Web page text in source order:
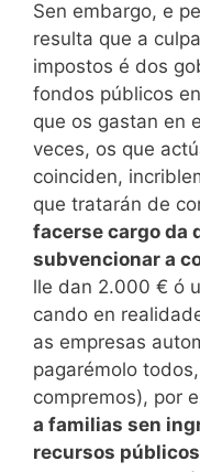
Sen embargo, e
resulta que a
impostos é dos
fondos públicos
que os gastan en
veces, os que
coinciden,
que tratarán de
facerse cargo da
subvencionar a
lle dan 2.000 € ó
cando en
as empresas
pagarémolo
compremos), por
a familias sen
recursos